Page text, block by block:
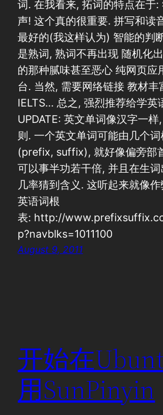
词. 在我看来, 拓词的特点在于:
声! 这个真的很重要. 拼写和读
最好的(我这样认为) 智能的判
是熟词, 熟词不再出现 随机化
的那种腻味甚至恶心 纯网页应
台. 当然, 需要网络链接 教材丰
IELTS… 总之, 强烈推荐给学英
UPDATE: 英文单词像汉字一
则. 一个英文单词可能由几个
(prefix, suffix), 就好像偏旁部
可以事半功若干倍, 并且在生
几率猜到含义. 这听起来就像
英语词根
表: http://
p?navblks=1011100
August 9, 2011
开始在
用SunPinyin